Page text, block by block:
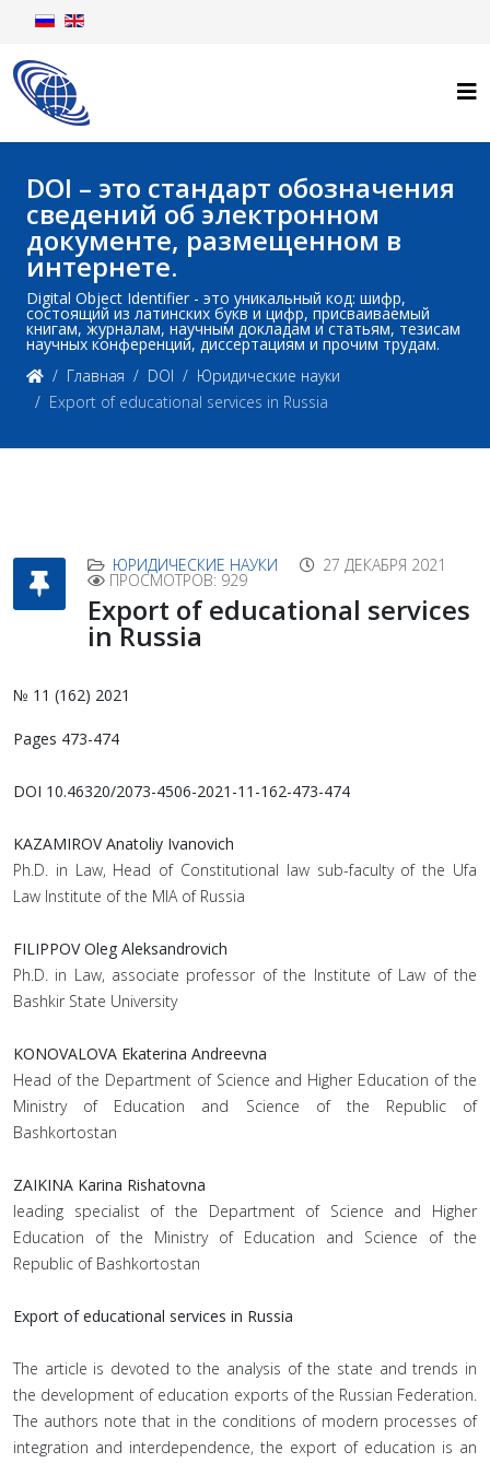
DOI – это стандарт обозначения
сведений об электронном
документе, размещенном в
интернете.
Digital Object Identifier - это уникальный код: шифр,
состоящий из латинских букв и цифр, присваиваемый
книгам, журналам, научным докладам и статьям, тезисам
научных конференций, диссертациям и прочим трудам.
Главная
DOI
Юридические науки
Export of educational services in Russia
ЮРИДИЧЕСКИЕ НАУКИ 27 ДЕКАБРЯ 2021
ПРОСМОТРОВ: 929
Export of educational services
in Russia
№ 11 (162) 2021
Pages 473-474
DOI 10.46320/2073-4506-2021-11-162-473-474
KAZAMIROV Anatoliy Ivanovich
Ph.D. in Law, Head of Constitutional law sub-faculty of the Ufa
Law Institute of the MIA of Russia
FILIPPOV Oleg Aleksandrovich
Ph.D. in Law, associate professor of the Institute of Law of the
Bashkir State University
KONOVALOVA Ekaterina Andreevna
Head of the Department of Science and Higher Education of the
Ministry of Education and Science of the Republic of
Bashkortostan
ZAIKINA Karina Rishatovna
leading specialist of the Department of Science and Higher
Education of the Ministry of Education and Science of the
Republic of Bashkortostan
Export of educational services in Russia
The article is devoted to the analysis of the state and trends in
the development of education exports of the Russian Federation.
The authors note that in the conditions of modern processes of
integration and interdependence, the export of education is an